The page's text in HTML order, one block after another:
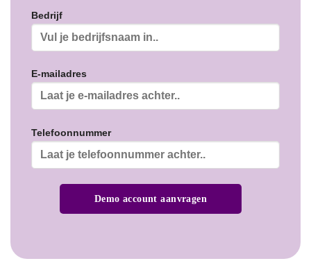
Bedrijf
E-mailadres
Telefoonnummer